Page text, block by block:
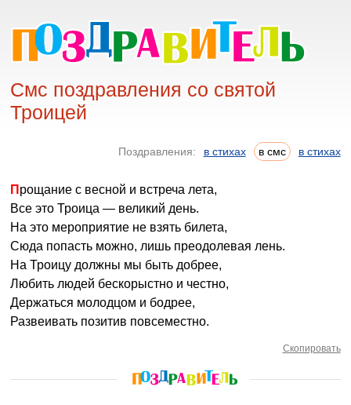
Смс поздравления со святой
Троицей
Поздравления: в стихах в смс в стихах
Прощание с весной и встреча лета,
Все это Троица — великий день.
На это мероприятие не взять билета,
Сюда попасть можно, лишь преодолевая лень.
На Троицу должны мы быть добрее,
Любить людей бескорыстно и честно,
Держаться молодцом и бодрее,
Развеивать позитив повсеместно.
Скопировать